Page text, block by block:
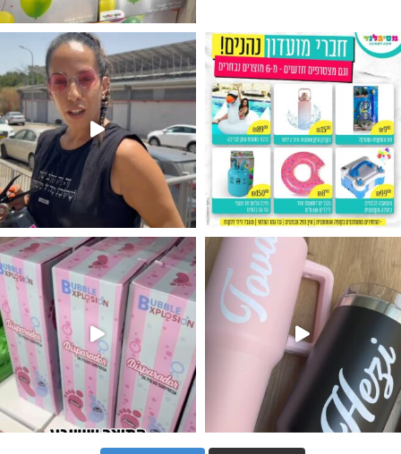
מין העובר רק במסיבלנד !! קיים
מטף לגילוי מין העובר חזר למלא